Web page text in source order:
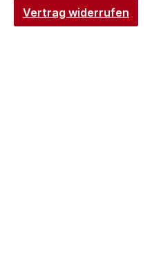
Vertrag widerrufen